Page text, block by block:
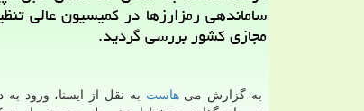
ساماندهی رمزارزها در کمیسیون عالی
مجازی کشور بررسی گردید.
به گزارش میهاست به نقل از ایسنا، ورود به